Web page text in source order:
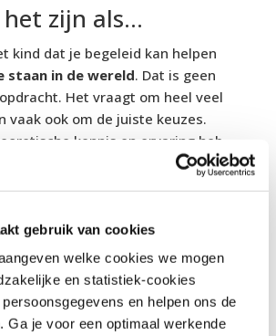
gebruik van cookies
welke cookies we mogen
en statistiek-cookies
en helpen ons de
Ga je voor een optimaal werkende
zijn als...
kind dat je begeleid kan helpen
staan in de wereld. Dat is geen
Het vraagt om heel veel
vaak ook om de juiste keuzes.
kennis en ervaring heb
en in de praktijk getest.
Daarmee kan je direct aan de
finetunen wat werkt voor jouw
zit het programma vol spelletjes
om zichzelf beter te
Ontdek hieronder de
vijf thema's